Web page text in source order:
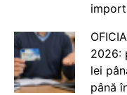
2026:
lei
până